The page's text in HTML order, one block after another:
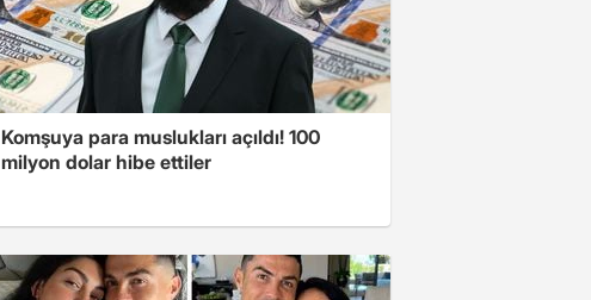
Komşuya para muslukları açıldı! 100
milyon dolar hibe ettiler